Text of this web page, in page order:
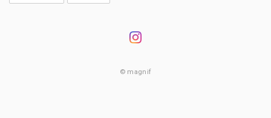
© magnif